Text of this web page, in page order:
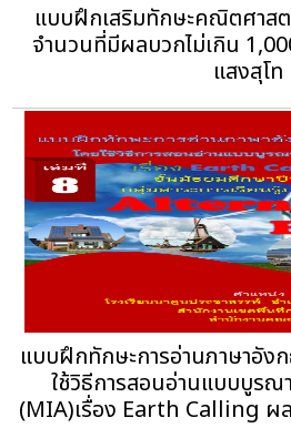
แบบฝึกเสริมทักษะคณิตศาสต
จำนวนที่มีผลบวกไม่เกิน
แสงสุโท
แบบฝึกทักษะการอ่านภาษาอังก
ใช้วิธีการสอนอ่านแบบบูรณ
(MIA)เรื่อง Earth Calling ผ